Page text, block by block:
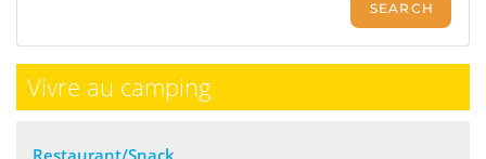
Vivre au camping
Restaurant/Snack